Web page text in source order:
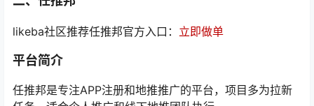
likeba社区推荐任推邦官方入口： 立即做单
平台简介
任推邦是专注APP注册和地推推广的平台，项目多为拉新